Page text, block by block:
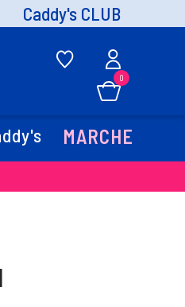
Caddy's CLUB
0
MARCHE